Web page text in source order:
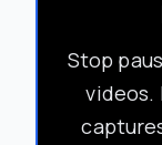
Stop
videos.